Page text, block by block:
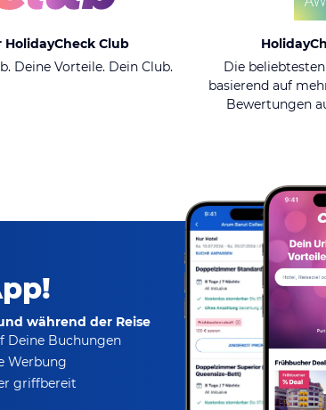
HolidayCheck Club
Deine Vorteile. Dein Club.
Die
basierend auf
Bewertungen
während der Reise
Deine Buchungen
Werbung
griffbereit